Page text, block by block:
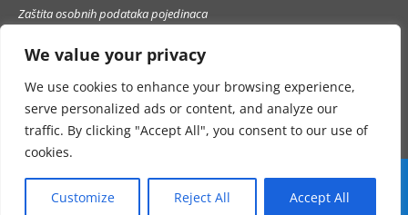
We value your privacy
We use cookies to enhance your browsing experience,
serve personalized ads or content, and analyze our
traffic. By clicking "Accept All", you consent to our use of
cookies.
Customize Reject All Accept All
Zaštita osobnih podataka pojedinaca
Popis poslovnih subjekata s kojima Grad Beli Manastir ne smije stupati u